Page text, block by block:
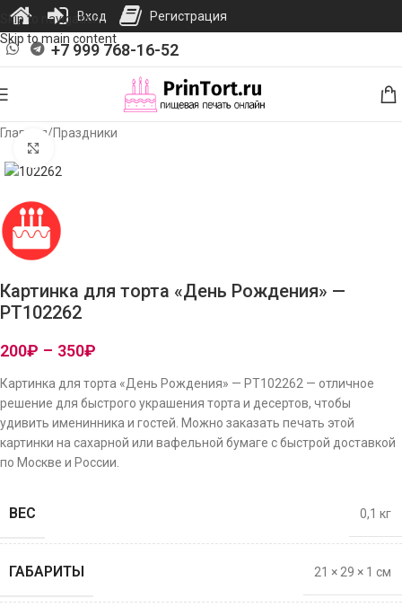
Skip to navigation
Skip to main content
+7 999 768-16-52
Главная/Праздники
Картинка для торта «День Рождения» —
PT102262
200₽ – 350₽
Картинка для торта «День Рождения» — PT102262 — отличное
решение для быстрого украшения торта и десертов, чтобы
удивить именинника и гостей. Можно заказать печать этой
картинки на сахарной или вафельной бумаге с быстрой доставкой
по Москве и России.
ВЕС 0,1 кг
ГАБАРИТЫ 21 × 29 × 1 см
Вход Регистрация